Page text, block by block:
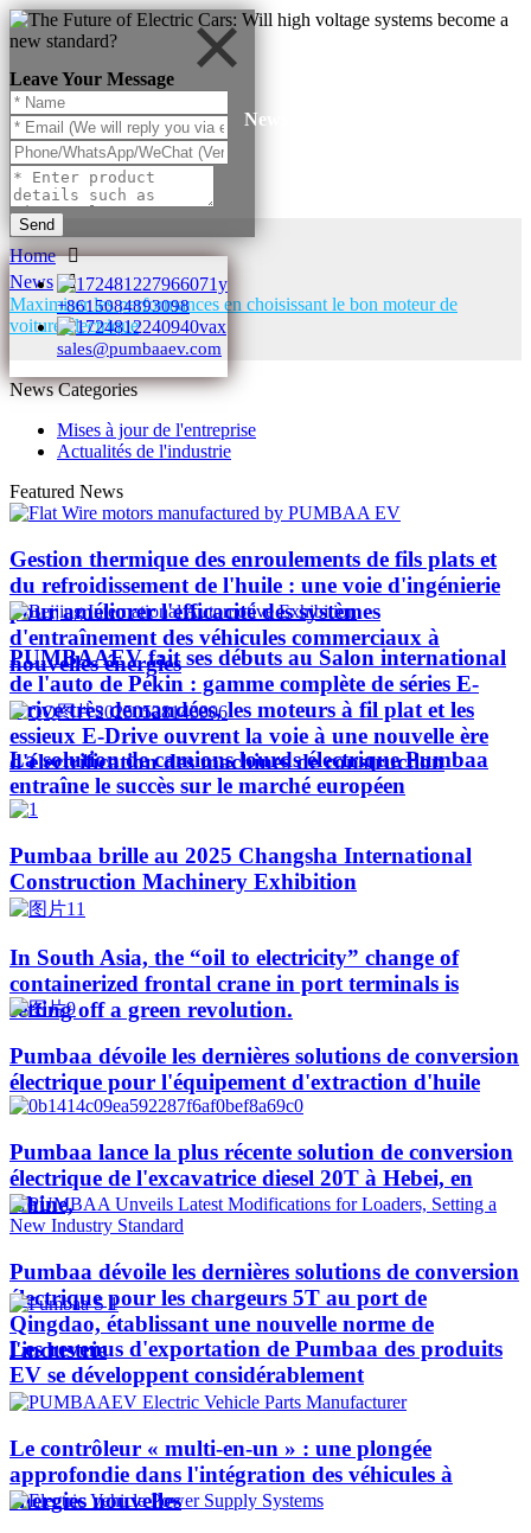
Leave Your Message
Send
+8615084893098
sales@pumbaaev.com
News
Home
News
Maximiser les performances en choisissant le bon moteur de
voiture électrique
News Categories
Mises à jour de l'entreprise
Actualités de l'industrie
Featured News
Gestion thermique des enroulements de fils plats et
du refroidissement de l'huile : une voie d'ingénierie
pour améliorer l'efficacité des systèmes
d'entraînement des véhicules commerciaux à
nouvelles énergies
PUMBAAEV fait ses débuts au Salon international
de l'auto de Pékin : gamme complète de séries E-
Drive très demandées, les moteurs à fil plat et les
essieux E-Drive ouvrent la voie à une nouvelle ère
d'électrification des machines de construction
La solution de camions lourds électrique Pumbaa
entraîne le succès sur le marché européen
Pumbaa brille au 2025 Changsha International
Construction Machinery Exhibition
In South Asia, the “oil to electricity” change of
containerized frontal crane in port terminals is
setting off a green revolution.
Pumbaa dévoile les dernières solutions de conversion
électrique pour l'équipement d'extraction d'huile
Pumbaa lance la plus récente solution de conversion
électrique de l'excavatrice diesel 20T à Hebei, en
Chine,
Pumbaa dévoile les dernières solutions de conversion
électrique pour les chargeurs 5T au port de
Qingdao, établissant une nouvelle norme de
l'industrie
Les revenus d'exportation de Pumbaa des produits
EV se développent considérablement
Le contrôleur « multi-en-un » : une plongée
approfondie dans l'intégration des véhicules à
énergies nouvelles